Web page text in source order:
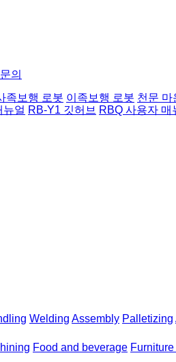
문의
족보행 로봇 이족보행 로봇 천문 마
뉴얼 RB-Y1 깃허브 RBQ 사용자 매
Welding Assembly Palletizing
Food and beverage